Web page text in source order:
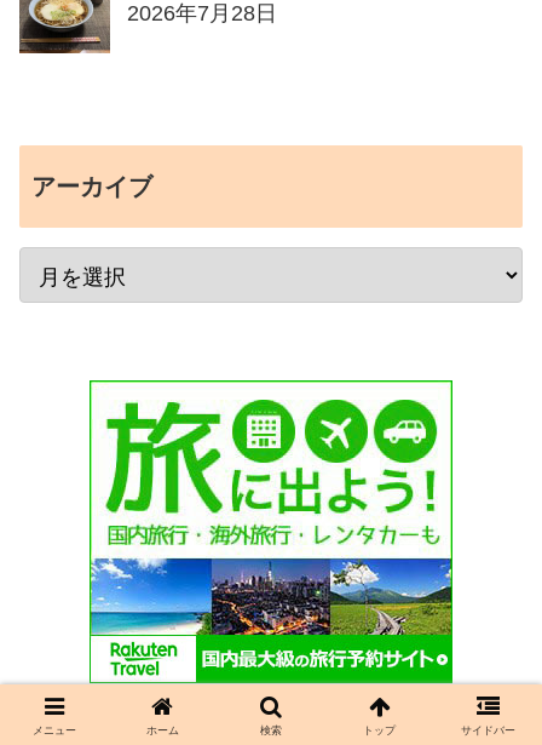
2026年7月28日
アーカイブ
メニュー ホーム 検索 トップ サイドバー